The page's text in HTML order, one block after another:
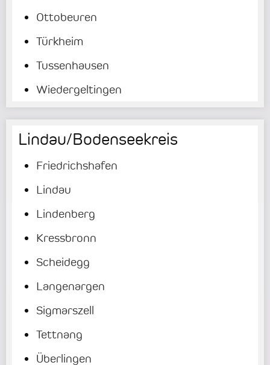
Ottobeuren
Türkheim
Tussenhausen
Wiedergeltingen
Lindau/Bodenseekreis
Friedrichshafen
Lindau
Lindenberg
Kressbronn
Scheidegg
Langenargen
Sigmarszell
Tettnang
Überlingen